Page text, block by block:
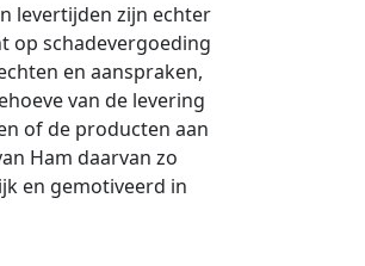
levertijden zijn echter
op schadevergoeding
en aanspraken,
van de levering
of de producten aan
Ham daarvan zo
en gemotiveerd in